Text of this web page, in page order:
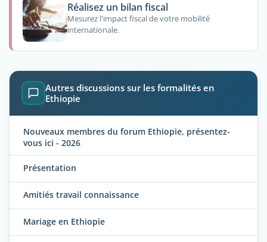
Réalisez un bilan fiscal
Mesurez l'impact fiscal de votre mobilité
internationale.
Autres discussions sur les formalités en
Ethiopie
Nouveaux membres du forum Ethiopie, présentez-
vous ici - 2026
Présentation
Amitiés travail connaissance
Mariage en Ethiopie